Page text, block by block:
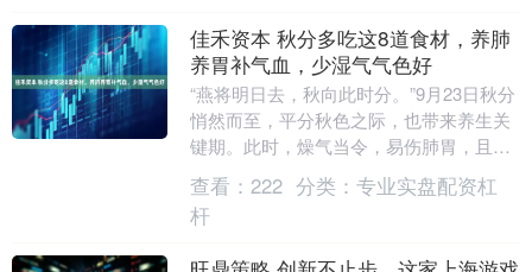
佳禾资本 秋分多吃这8道食材，养肺
养胃补气血，少湿气气色好
​“燕将明日去，秋向此时分。”9月23日秋分
悄然而至，平分秋色之际，也带来养生关
键期。此时，燥气当令，易伤肺胃，且湿
气未消。顺应天时，多吃特定食材能养肺
养胃、补....
查看： 222 分类： 专业实盘配资杠
杆